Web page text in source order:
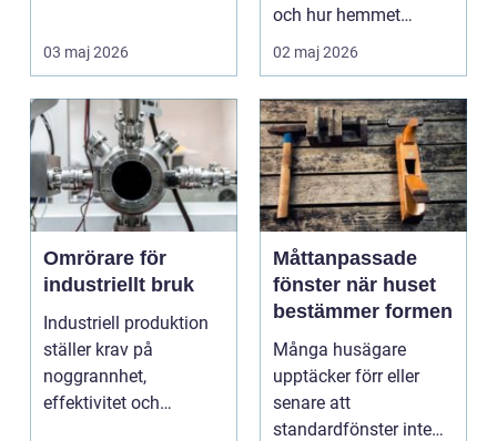
03 maj 2026
och hur hemmet
fungerar under l&arin...
02 maj 2026
Omrörare för
industriellt bruk
Industriell produktion
ställer krav på
noggrannhet,
effektivitet och
Måttanpassade
fönster när huset
bestämmer formen
Många husägare
upptäcker förr eller
senare att
standardfönster inte